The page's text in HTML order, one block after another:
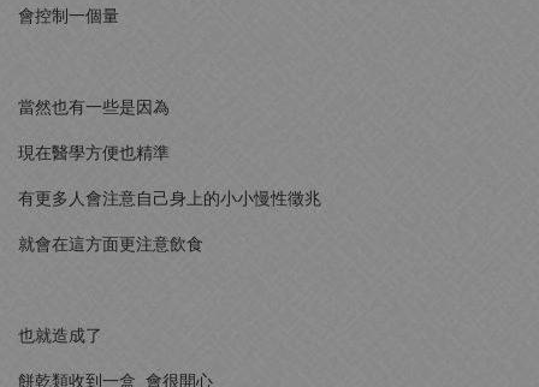
會控制一個量
當然也有一些是因為
現在醫學方便也精準
有更多人會注意自己身上的小小慢性徵兆
就會在這方面更注意飲食
也就造成了
餅乾類收到一盒 會很開心